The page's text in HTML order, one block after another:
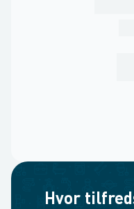
Hvor